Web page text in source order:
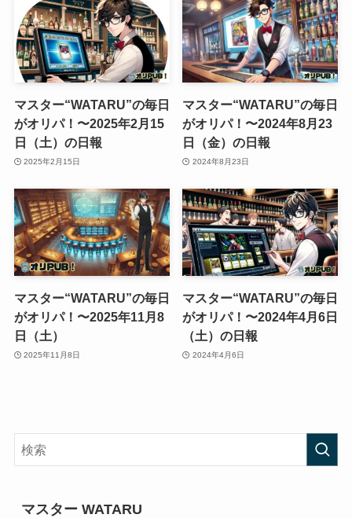
マスター“WATARU”の毎日
がオリパ！〜2025年2月15
日（土）の日報
2025年2月15日
マスター“WATARU”の毎日
がオリパ！〜2024年8月23
日（金）の日報
2024年8月23日
マスター“WATARU”の毎日
がオリパ！〜2025年11月8
日（土）
2025年11月8日
マスター“WATARU”の毎日
がオリパ！〜2024年4月6日
（土）の日報
2024年4月6日
マスター WATARU